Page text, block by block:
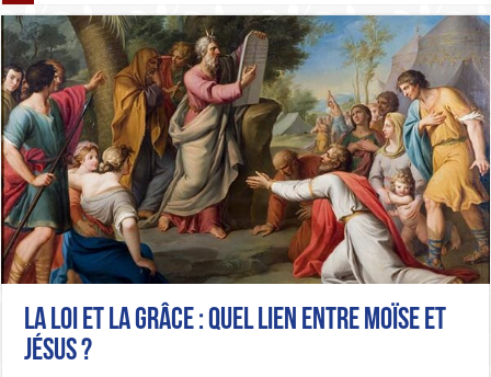
La Loi et la Grâce : Quel lien entre Moïse et
Jésus ?